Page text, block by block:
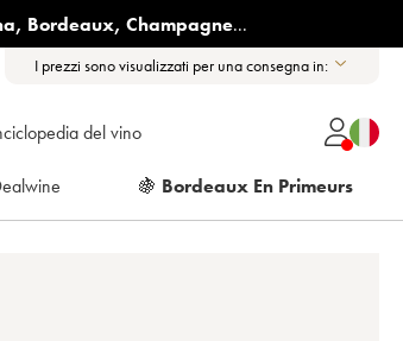
, Bordeaux, Champagne...
I prezzi sono visualizzati per una consegna in:
del vino
🍇 Bordeaux En Primeurs